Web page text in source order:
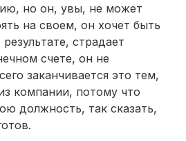
но он, увы, не может
на своем, он хочет быть
страдает
счете, он не
заканчивается это тем,
компании, потому что
должность, так сказать,